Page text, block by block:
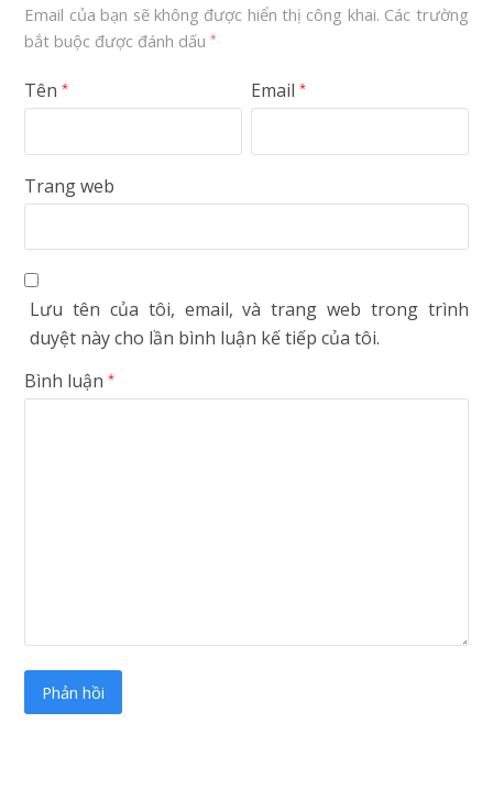
Email của bạn sẽ không được hiển thị công khai. Các trường
bắt buộc được đánh dấu*
Tên* Email*
Trang web
Lưu tên của tôi, email, và trang web trong trình
duyệt này cho lần bình luận kế tiếp của tôi.
Bình luận*